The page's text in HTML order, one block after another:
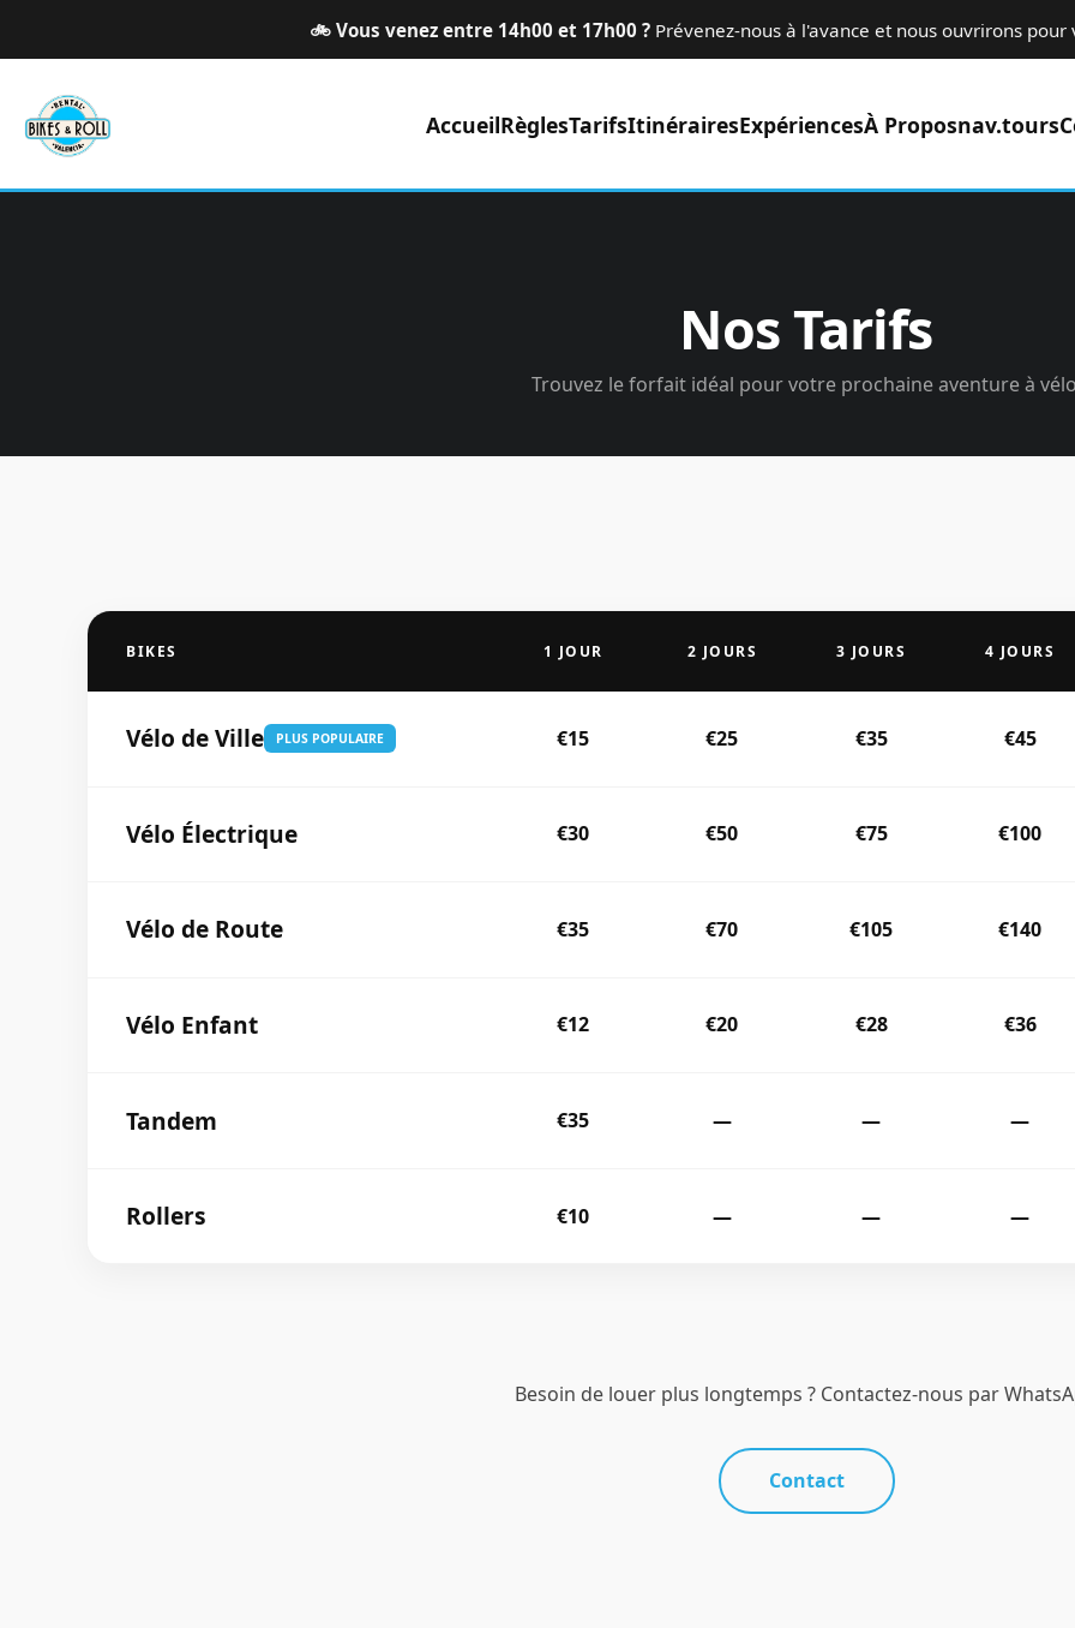
🚲 Vous venez entre 14h00 et 17h00 ? Prévenez-nous à l'avance et nous ouvrirons pour
AccueilRèglesTarifsItinérairesExpériencesÀ Proposnav.tours
Nos Tarifs
Trouvez le forfait idéal pour votre prochaine aventure à
BIKES 1 JOUR 2 JOURS 3 JOURS 4 JOURS
Vélo de Ville PLUS POPULAIRE €15 €25 €35 €45
Vélo Électrique €30 €50 €75 €100
Vélo de Route €35 €70 €105 €140
Vélo Enfant €12 €20 €28 €36
Tandem €35 — — —
Rollers €10 — — —
Besoin de louer plus longtemps ? Contactez-nous par
Contact